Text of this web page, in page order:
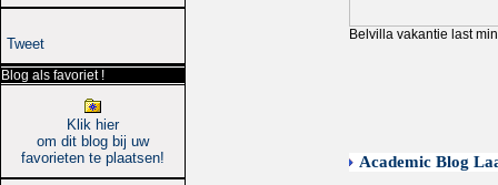
Tweet
Blog als favoriet !
Klik hier
om dit blog bij uw
favorieten te plaatsen!
Belvilla vakantie last
Academic Blog